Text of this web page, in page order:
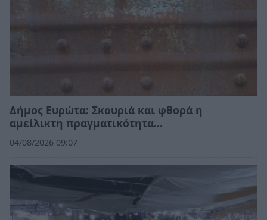
Δήμος Ευρώτα: Σκουριά και φθορά η
αμείλικτη πραγματικότητα…
04/08/2026 09:07